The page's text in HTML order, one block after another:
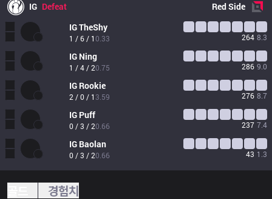
IG Defeat RedSide
IGTheShy
1 / 6 / 10.33 264 8.3
IG Ning
1 / 4 / 20.75 286 9.0
IG Rookie
2 / 0 / 1 3.59 276 8.7
IG Puff
0 / 3 / 20.66 237 7.4
IG Baolan
0 / 3 / 20.66 43 1.3
경험치